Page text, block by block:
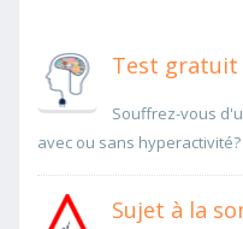
Test gratuit
Souffrez-vous
avec ou sans
Sujet à la